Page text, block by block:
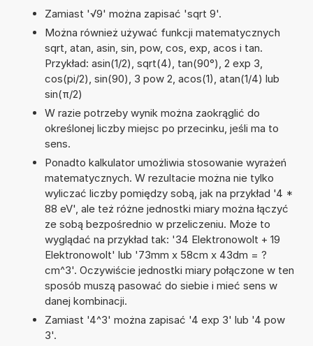
Zamiast '√9' można zapisać 'sqrt 9'.
Można również używać funkcji matematycznych
sqrt, atan, asin, sin, pow, cos, exp, acos i tan.
Przykład: asin(1/2), sqrt(4), tan(90°), 2 exp 3,
cos(pi/2), sin(90), 3 pow 2, acos(1), atan(1/4) lub
sin(π/2)
W razie potrzeby wynik można zaokrąglić do
określonej liczby miejsc po przecinku, jeśli ma to
sens.
Ponadto kalkulator umożliwia stosowanie wyrażeń
matematycznych. W rezultacie można nie tylko
wyliczać liczby pomiędzy sobą, jak na przykład '4 *
88 eV', ale też różne jednostki miary można łączyć
ze sobą bezpośrednio w przeliczeniu. Może to
wyglądać na przykład tak: '34 Elektronowolt + 19
Elektronowolt' lub '73mm x 58cm x 43dm = ?
cm^3'. Oczywiście jednostki miary połączone w ten
sposób muszą pasować do siebie i mieć sens w
danej kombinacji.
Zamiast '4^3' można zapisać '4 exp 3' lub '4 pow
3'.